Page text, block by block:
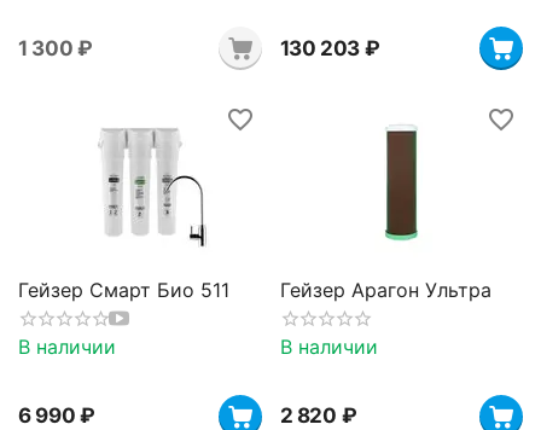
1 300 ₽ 130 203 ₽
Гейзер Смарт Био 511
В наличии
6 990 ₽
Гейзер Арагон Ультра
В наличии
2 820 ₽